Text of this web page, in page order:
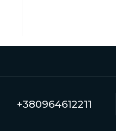
+380964612211